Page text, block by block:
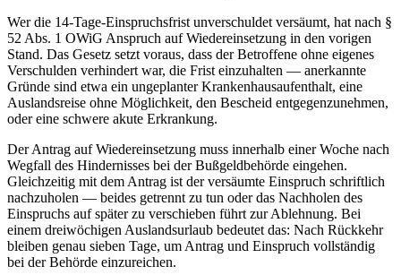
Wer die 14-Tage-Einspruchsfrist unverschuldet versäumt, hat nach §
52 Abs. 1 OWiG Anspruch auf Wiedereinsetzung in den vorigen
Stand. Das Gesetz setzt voraus, dass der Betroffene ohne eigenes
Verschulden verhindert war, die Frist einzuhalten — anerkannte
Gründe sind etwa ein ungeplanter Krankenhausaufenthalt, eine
Auslandsreise ohne Möglichkeit, den Bescheid entgegenzunehmen,
oder eine schwere akute Erkrankung.
Der Antrag auf Wiedereinsetzung muss innerhalb einer Woche nach
Wegfall des Hindernisses bei der Bußgeldbehörde eingehen.
Gleichzeitig mit dem Antrag ist der versäumte Einspruch schriftlich
nachzuholen — beides getrennt zu tun oder das Nachholen des
Einspruchs auf später zu verschieben führt zur Ablehnung. Bei
einem dreiwöchigen Auslandsurlaub bedeutet das: Nach Rückkehr
bleiben genau sieben Tage, um Antrag und Einspruch vollständig
bei der Behörde einzureichen.